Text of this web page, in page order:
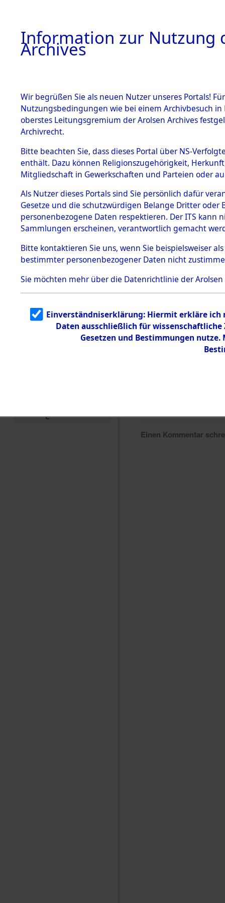
BESTÄNDE
1.
mente
5. Verschiedenes
5.3
Todesmärsche
5.3.1 Alliierte
Erhebungen
zu
Todesmärsch
en
5.3.2
g
5.3.3
Todesmärsch
e
Einen Kommentar
Information zur Nutzung
Archives
Wir begrüßen Sie als neuen Nutzer unseres Portals!
Nutzungsbedingungen wie bei einem Archivbesuch
oberstes Leitungsgremium der Arolsen Archives
Archivrecht.
Bitte beachten Sie, dass dieses Portal über NS-
enthält. Dazu können Religionszugehörigkeit,
Mitgliedschaft in Gewerkschaften und Parteien oder
Als Nutzer dieses Portals sind Sie persönlich dafür
Gesetze und die schutzwürdigen Belange Dritter
personenbezogene Daten respektieren. Der ITS
Sammlungen erscheinen, verantwortlich gemacht
Bitte kontaktieren Sie uns, wenn Sie beispielsweiser
bestimmter personenbezogener Daten nicht
Sie möchten mehr über die Datenrichtlinie der Arolsen
Einverständniserklärung: Hiermit erkläre ich
Daten ausschließlich für
Gesetzen und Bestimmungen